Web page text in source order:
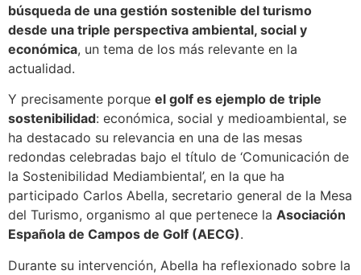
búsqueda de una gestión sostenible del turismo
desde una triple perspectiva ambiental, social y
económica, un tema de los más relevante en la
actualidad.
Y precisamente porque el golf es ejemplo de triple
sostenibilidad: económica, social y medioambiental, se
ha destacado su relevancia en una de las mesas
redondas celebradas bajo el título de ‘Comunicación de
la Sostenibilidad Mediambiental’, en la que ha
participado Carlos Abella, secretario general de la Mesa
del Turismo, organismo al que pertenece la Asociación
Española de Campos de Golf (AECG).
Durante su intervención, Abella ha reflexionado sobre la